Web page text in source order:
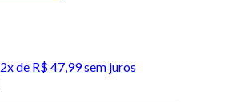
2x de R$ 47,99 sem juros